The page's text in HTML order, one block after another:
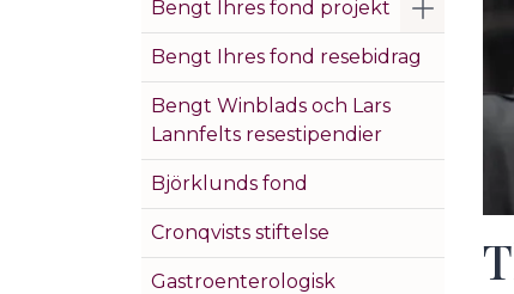
Bengt Ihres fond projekt Visa/
Bengt Ihres fond resebidrag
Bengt Winblads och Lars
Lannfelts resestipendier
Björklunds fond
Cronqvists stiftelse
Gastroenterologisk